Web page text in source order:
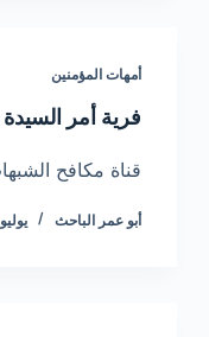
أمهات المؤمنين
فرية أمر
قناة مكافح
أبو عمر الباحث يوليو 25, 2013